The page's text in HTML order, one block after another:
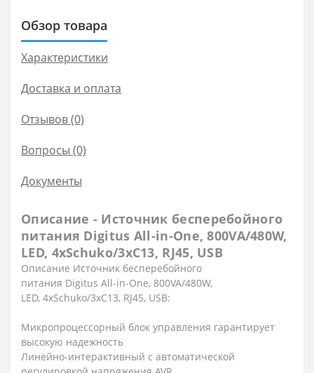
Обзор товара
Характеристики
Доставка и оплата
Отзывов (0)
Вопросы (0)
Документы
Описание - Источник бесперебойного
питания Digitus All-in-One, 800VA/480W,
LED, 4xSchuko/3xC13, RJ45, USB
Описание Источник бесперебойного
питания Digitus All-in-One, 800VA/480W,
LED, 4xSchuko/3xC13, RJ45, USB:
Микропроцессорный блок управления гарантирует
высокую надежность
Линейно-интерактивный с автоматической